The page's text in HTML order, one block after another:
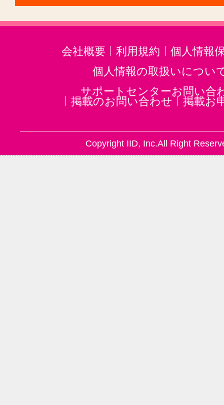
高宮駅(福岡)(1)
白木原駅(1)
甘木駅(西鉄)(1)
香椎宮前駅(1)
会社概要 利用規約
個人情報
個人情報の取扱いについ
サポートセンターお問い合
掲載のお問い合わせ
掲載お
Copyright IID, Inc.All Right